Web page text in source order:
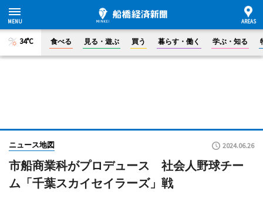
34°C 食べる 見る・遊ぶ 買う 暮らす・働く 学ぶ・知る
ニュース地図 2024.06.26
市船商業科がプロデュース 社会人野球チー
ム「千葉スカイセイラーズ」戦